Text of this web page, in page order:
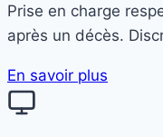
Prise en charge
après un décès.
En savoir plus